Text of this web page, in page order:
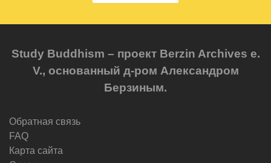
Study Buddhism – проект Berzin Archives e.
V., основанный д-ром Александром
Берзиным.
Обратная связь
FAQ
Карта сайта